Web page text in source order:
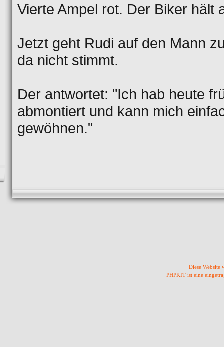
Vierte Ampel rot. Der Biker hält
Jetzt geht Rudi auf den Mann
da nicht stimmt.
Der antwortet: "Ich hab heute
abmontiert und kann mich
gewöhnen."
Diese Website
PHPKIT ist eine